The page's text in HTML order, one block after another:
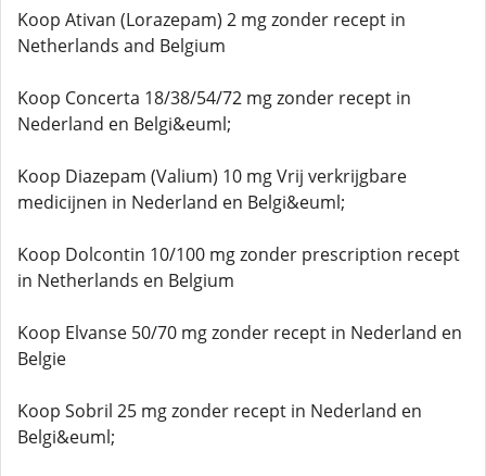
Koop Ativan (Lorazepam) 2 mg zonder recept in
Netherlands and Belgium
Koop Concerta 18/38/54/72 mg zonder recept in
Nederland en Belgi&euml;
Koop Diazepam (Valium) 10 mg Vrij verkrijgbare
medicijnen in Nederland en Belgi&euml;
Koop Dolcontin 10/100 mg zonder prescription recept
in Netherlands en Belgium
Koop Elvanse 50/70 mg zonder recept in Nederland en
Belgie
Koop Sobril 25 mg zonder recept in Nederland en
Belgi&euml;